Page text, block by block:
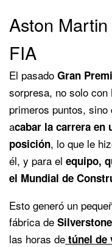
Aston
FIA
El pasado Gran
sorpresa, no solo con
primeros puntos, sino
acabar la carrera en
posición, lo que le
él, y para el equipo,
el Mundial de
Esto generó un
fábrica de Silverstone
las horas de túnel de